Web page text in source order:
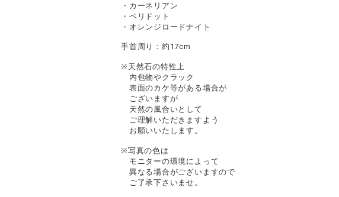
・カーネリアン
・ペリドット
・オレンジロードナイト
手首周り：約17cm
※天然石の特性上
内包物やクラック
表面のカケ等がある場合が
ございますが
天然の風合いとして
ご理解いただきますよう
お願いいたします。
※写真の色は
モニターの環境によって
異なる場合がございますので
ご了承下さいませ。